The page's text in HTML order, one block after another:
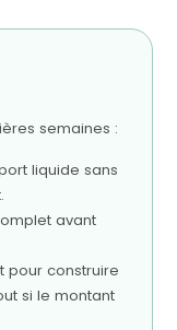
semaines :
liquide sans
avant
pour construire
si le montant